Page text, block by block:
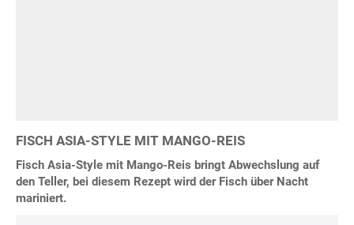
FISCH ASIA-STYLE MIT MANGO-REIS
Fisch Asia-Style mit Mango-Reis bringt Abwechslung auf
den Teller, bei diesem Rezept wird der Fisch über Nacht
mariniert.